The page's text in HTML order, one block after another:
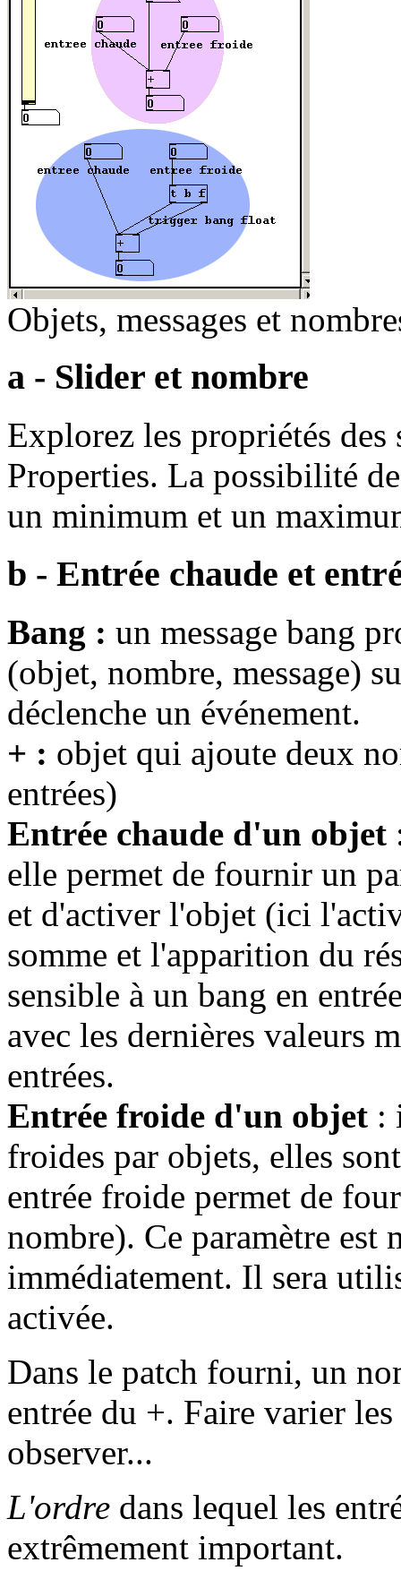
Objets, messages et
a - Slider et nombre
Explorez les propriétés
Properties. La possibilité
un minimum et un
b - Entrée chaude et
Bang : un message bang
(objet, nombre, message)
déclenche un événement.
+ : objet qui ajoute deux
entrées)
Entrée chaude d'un objet
elle permet de fournir un
et d'activer l'objet (ici
somme et l'apparition du
sensible à un bang en
avec les dernières valeurs
entrées.
Entrée froide d'un objet :
froides par objets, elles
entrée froide permet de
nombre). Ce paramètre est
immédiatement. Il sera
activée.
Dans le patch fourni, un
entrée du +. Faire varier
observer...
L'ordre dans lequel les
extrêmement important.